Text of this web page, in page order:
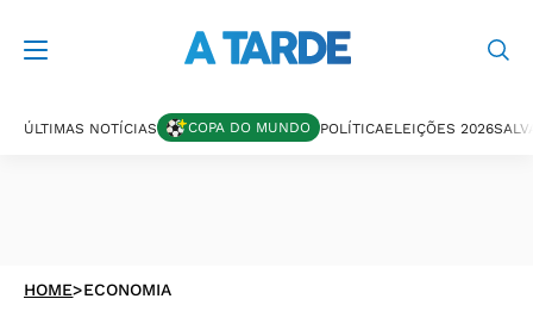
ÚLTIMAS NOTÍCIAS COPA DO MUNDO POLÍTICAELEIÇÕES 2026
HOME>ECONOMIA